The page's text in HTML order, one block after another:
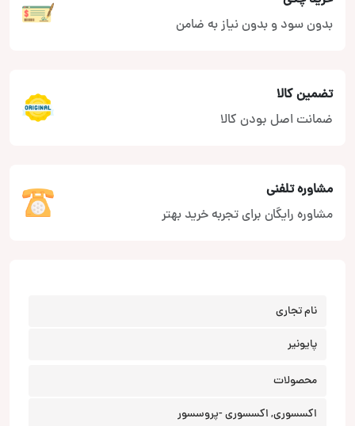
بدون سود و بدون نیاز به ضامن
تضمین کالا
ضمانت اصل بودن کالا
مشاوره تلفنی
مشاوره رایگان برای تجربه خرید بهتر
نام تجاری
پایونیر
محصولات
اکسسوری, اکسسوری -پروسسور